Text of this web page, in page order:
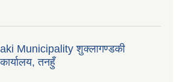
Municipality शुक्लागण्डकी
तनहुँ